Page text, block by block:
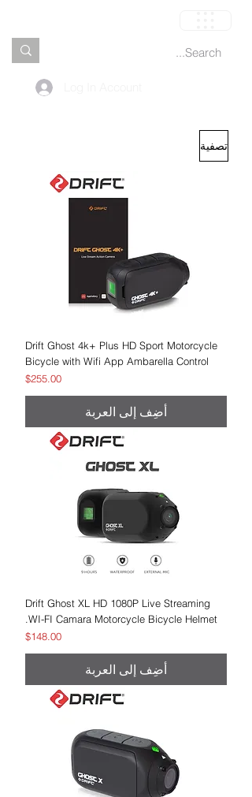
تصفية
Drift Ghost 4k+ Plus HD Sport Motorcycle
Bicycle with Wifi App Ambarella Control
السعر
$255.00
أضِف إلى العربة
Drift Ghost XL HD 1080P Live Streaming
WI-FI Camara Motorcycle Bicycle Helmet.
السعر
$148.00
أضِف إلى العربة